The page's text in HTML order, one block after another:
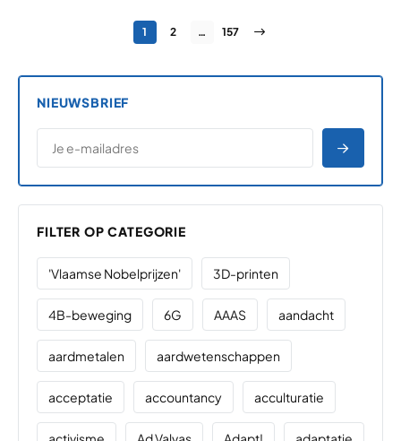
Berichten paginering
Pagina
1 Pagina
2 … Pagina
157 Volgende pagina
NIEUWSBRIEF
E-MAILADRES
*
FILTER OP CATEGORIE
'Vlaamse Nobelprijzen' 3D-printen
4B-beweging 6G AAAS aandacht
aardmetalen aardwetenschappen
acceptatie accountancy acculturatie